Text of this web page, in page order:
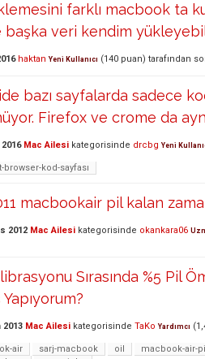
farklı macbook ta
başka veri kendim
haktan Yeni Kullanıcı (140 puan) tarafından
bazı sayfalarda sadece
Firefox ve crome da
Mac Ailesi kategorisinde drcbg Yeni
browser-kod-sayfası
macbookair pil kalan
2012 Mac Ailesi kategorisinde okankara06
Sırasında %5 Pil
Yapıyorum?
2013 Mac Ailesi kategorisinde TaKo Yardımcı (
air sarj-macbook oil macbook-air-